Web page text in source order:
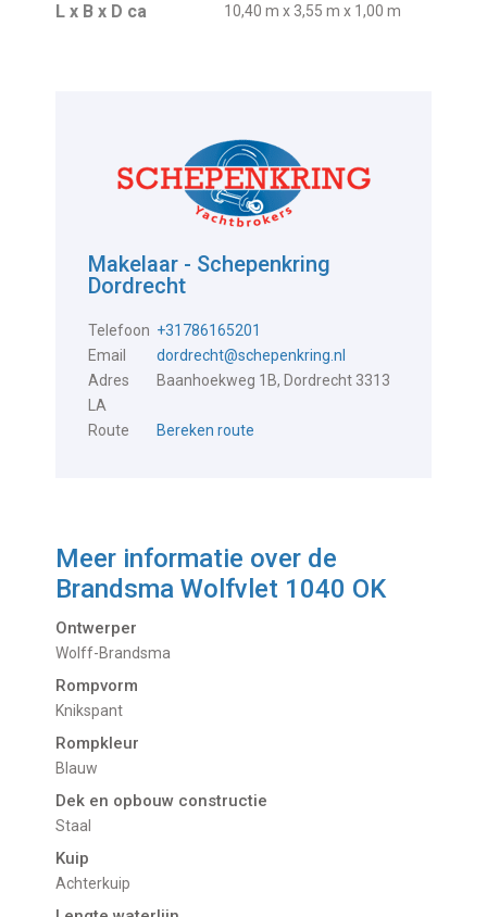
L x B x D ca 10,40 m x 3,55 m x 1,00 m
Makelaar - Schepenkring
Dordrecht
Telefoon +31786165201
Email
dordrecht@schepenkring.nl
Adres
Baanhoekweg 1B, Dordrecht 3313
LA
Route
Bereken route
Meer informatie over de
Brandsma Wolfvlet 1040 OK
Ontwerper
Wolff-Brandsma
Rompvorm
Knikspant
Rompkleur
Blauw
Dek en opbouw constructie
Staal
Kuip
Achterkuip